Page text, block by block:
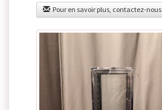
Pour en savoir plus, contactez-nous